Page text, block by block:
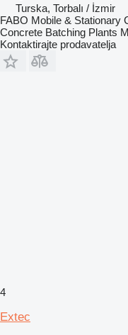
Turska, Torbalı / İzmir
FABO Mobile & Stationary
Concrete Batching Plants
Kontaktirajte prodavatelja
4
Extec